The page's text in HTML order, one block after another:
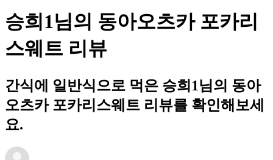
승희1님의 동아오츠카 포카리
스웨트 리뷰
간식에 일반식으로 먹은 승희1님의 동아
오츠카 포카리스웨트 리뷰를 확인해보세
요.